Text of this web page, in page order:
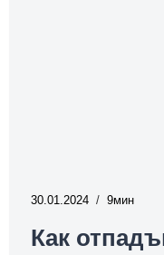
30.01.2024 9
Как